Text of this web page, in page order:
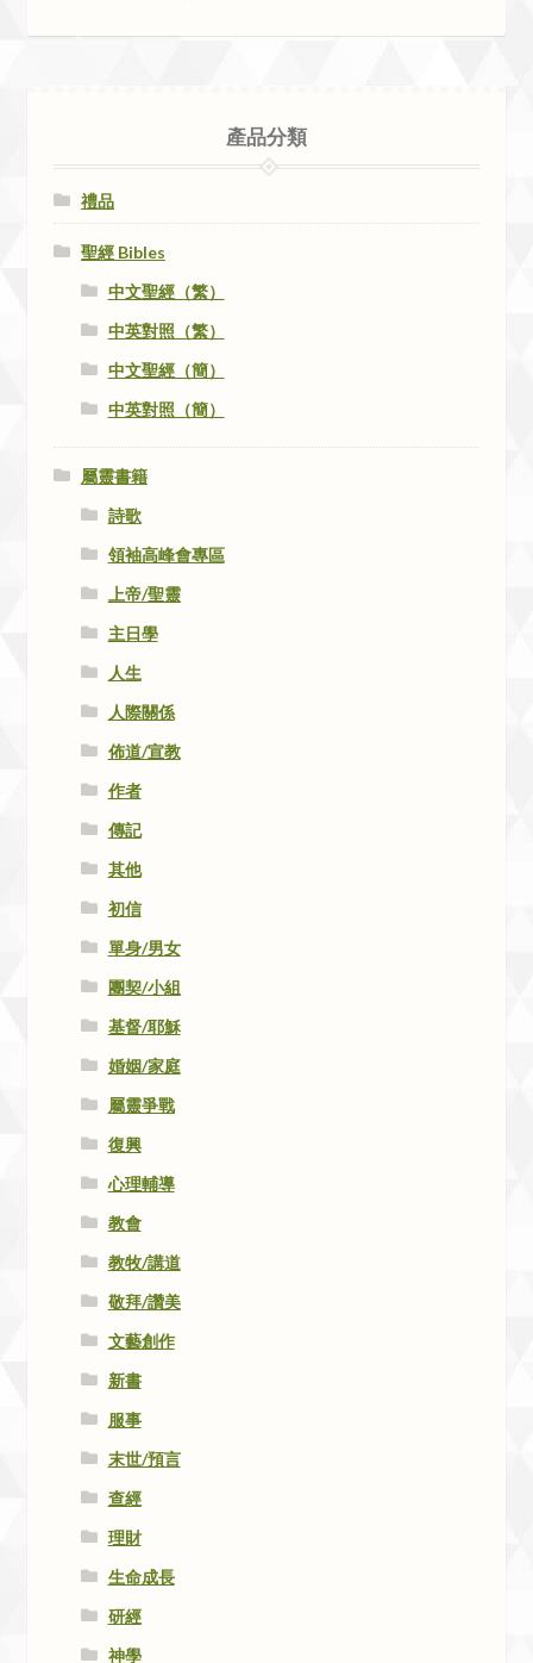
產品分類
禮品
聖經 Bibles
中文聖經（繁）
中英對照（繁）
中文聖經（簡）
中英對照（簡）
屬靈書籍
詩歌
領袖高峰會專區
上帝/聖靈
主日學
人生
人際關係
佈道/宣教
作者
傳記
其他
初信
單身/男女
團契/小組
基督/耶穌
婚姻/家庭
屬靈爭戰
復興
心理輔導
教會
教牧/講道
敬拜/讚美
文藝創作
新書
服事
末世/預言
查經
理財
生命成長
研經
神學